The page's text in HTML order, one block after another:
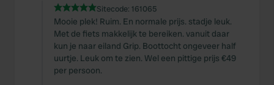
Sitecode: 161065
Mooie plek! Ruim. En normale prijs. stadje leuk.
Met de fiets makkelijk te bereiken. vanuit daar
kun je naar eiland Grip. Boottocht ongeveer half
uurtje. Leuk om te zien. Wel een pittige prijs €49
per persoon.